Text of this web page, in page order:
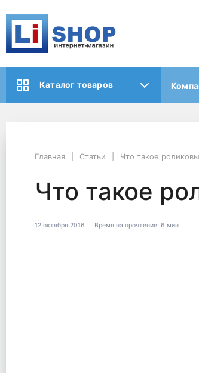
Каталог товаров
Главная Статьи Что такое
Что такое
12 октября 2016 Время на прочтение: 6 мин